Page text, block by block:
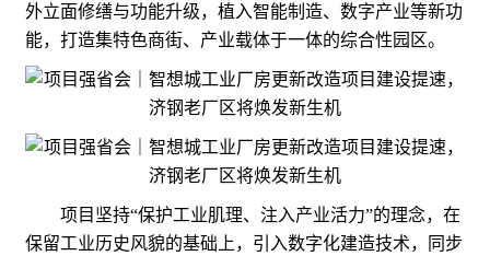
外立面修缮与功能升级，植入智能制造、数字产业等新功
能，打造集特色商街、产业载体于一体的综合性园区。
项目坚持“保护工业肌理、注入产业活力”的理念，在
保留工业历史风貌的基础上，引入数字化建造技术，同步